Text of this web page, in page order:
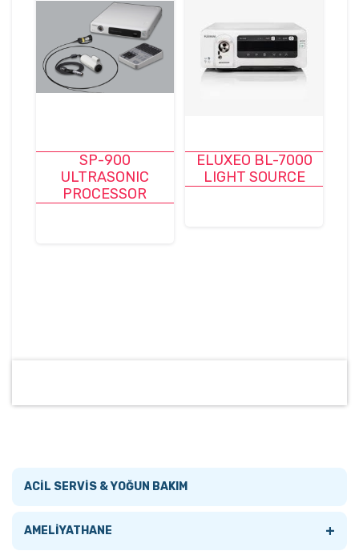
SP-900
ULTRASONIC
PROCESSOR
ELUXEO BL-7000
LIGHT SOURCE
ACİL SERVİS & YOĞUN BAKIM
AMELİYATHANE +